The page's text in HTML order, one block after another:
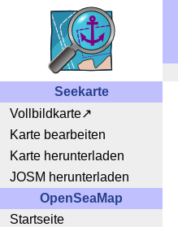
Seekarte
Vollbildkarte
Karte bearbeiten
Karte herunterladen
JOSM herunterladen
OpenSeaMap
Startseite